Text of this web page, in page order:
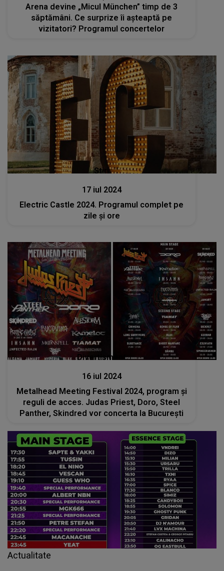
Arena devine „Micul München” timp de 3
săptămâni. Ce surprize îi așteaptă pe
vizitatori? Programul concertelor
Stiri
17 iul 2024
Electric Castle 2024. Programul complet pe
zile și ore
Divertisment
16 iul 2024
Metalhead Meeting Festival 2024, program şi
reguli de acces. Judas Priest, Doro, Steel
Panther, Skindred vor concerta la Bucureşti
Actualitate